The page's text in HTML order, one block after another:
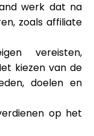
werk dat na
zoals affiliate
vereisten,
kiezen van de
doelen en
op het